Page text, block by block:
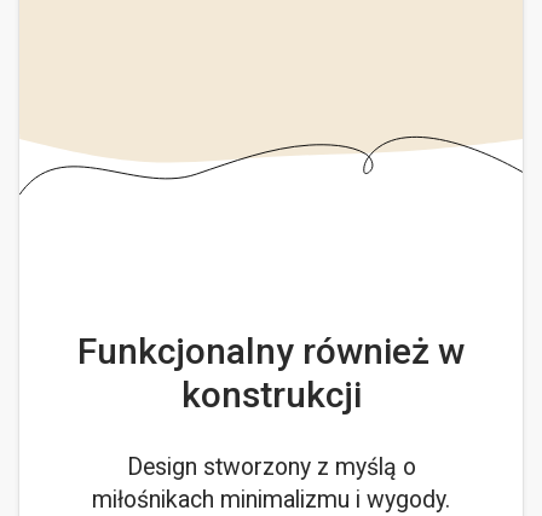
Funkcjonalny również w
konstrukcji
Design stworzony z myślą o
miłośnikach minimalizmu i wygody.